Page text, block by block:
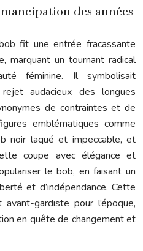
des années
fit une entrée fracassante
marquant un tournant radical
féminine. Il symbolisait
rejet audacieux des longues
de contraintes et de
emblématiques comme
noir laqué et impeccable, et
coupe avec élégance et
le bob, en faisant un
et d’indépendance. Cette
gardiste pour l’époque,
en quête de changement et